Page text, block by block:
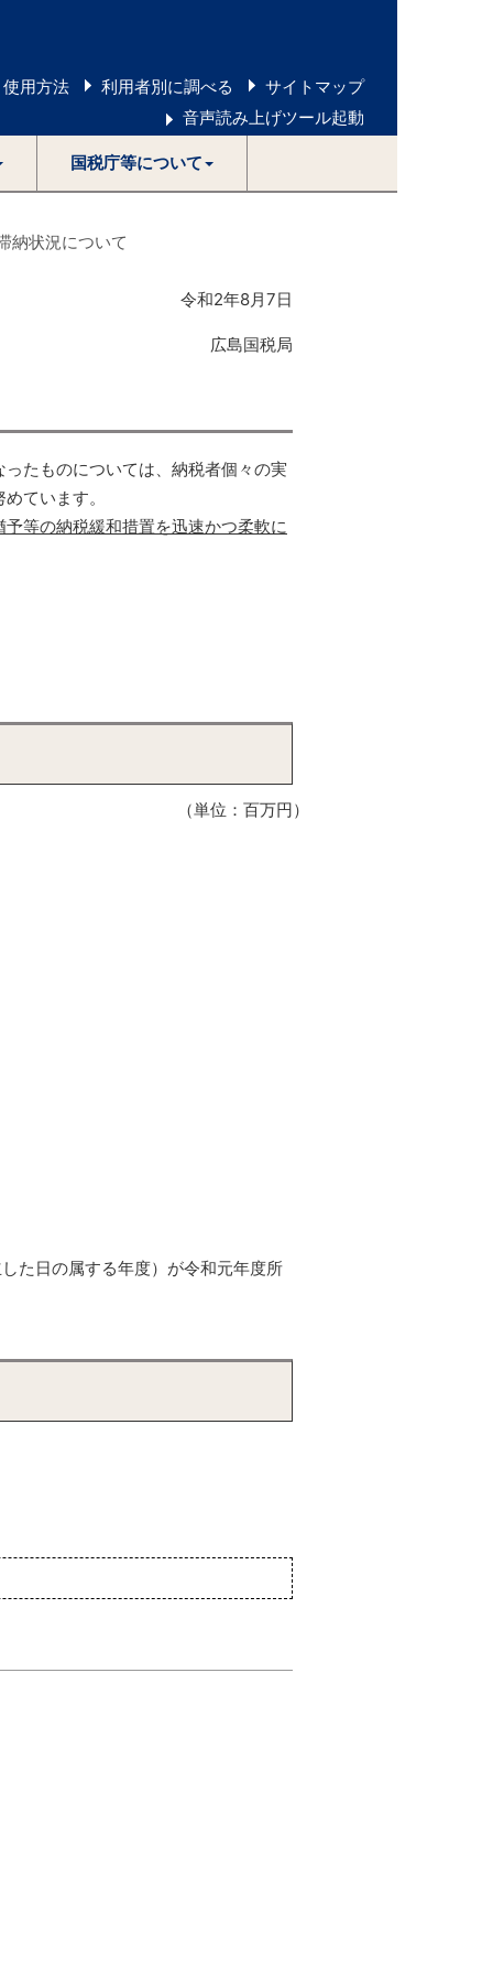
用方法 利用者別に調べる
サイトマップ
音声読み上げツール起動
国税庁等について
納状況について
令和2年8月7日
広島国税局
たものについては、納税者個々の実
ています。
予等の納税緩和措置を迅速かつ柔軟に
（単位：百万円）
た日の属する年度）が令和元年度所